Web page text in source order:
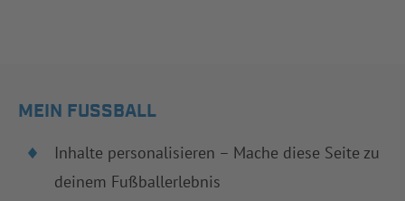
MEIN FUSSBALL
Inhalte personalisieren – Mache diese Seite zu
deinem Fußballerlebnis